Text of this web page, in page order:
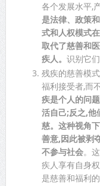
各个发展水平,
是法律、政策
式和人权模式
取代了慈善和
疾人。 识别它
残疾的慈善模
福利接受者,而
疾是个人的问
活自己;反之,他
慈。这种视角
善意,因此被剥
不参与社会。
疾人享有自身
是慈善和福利的